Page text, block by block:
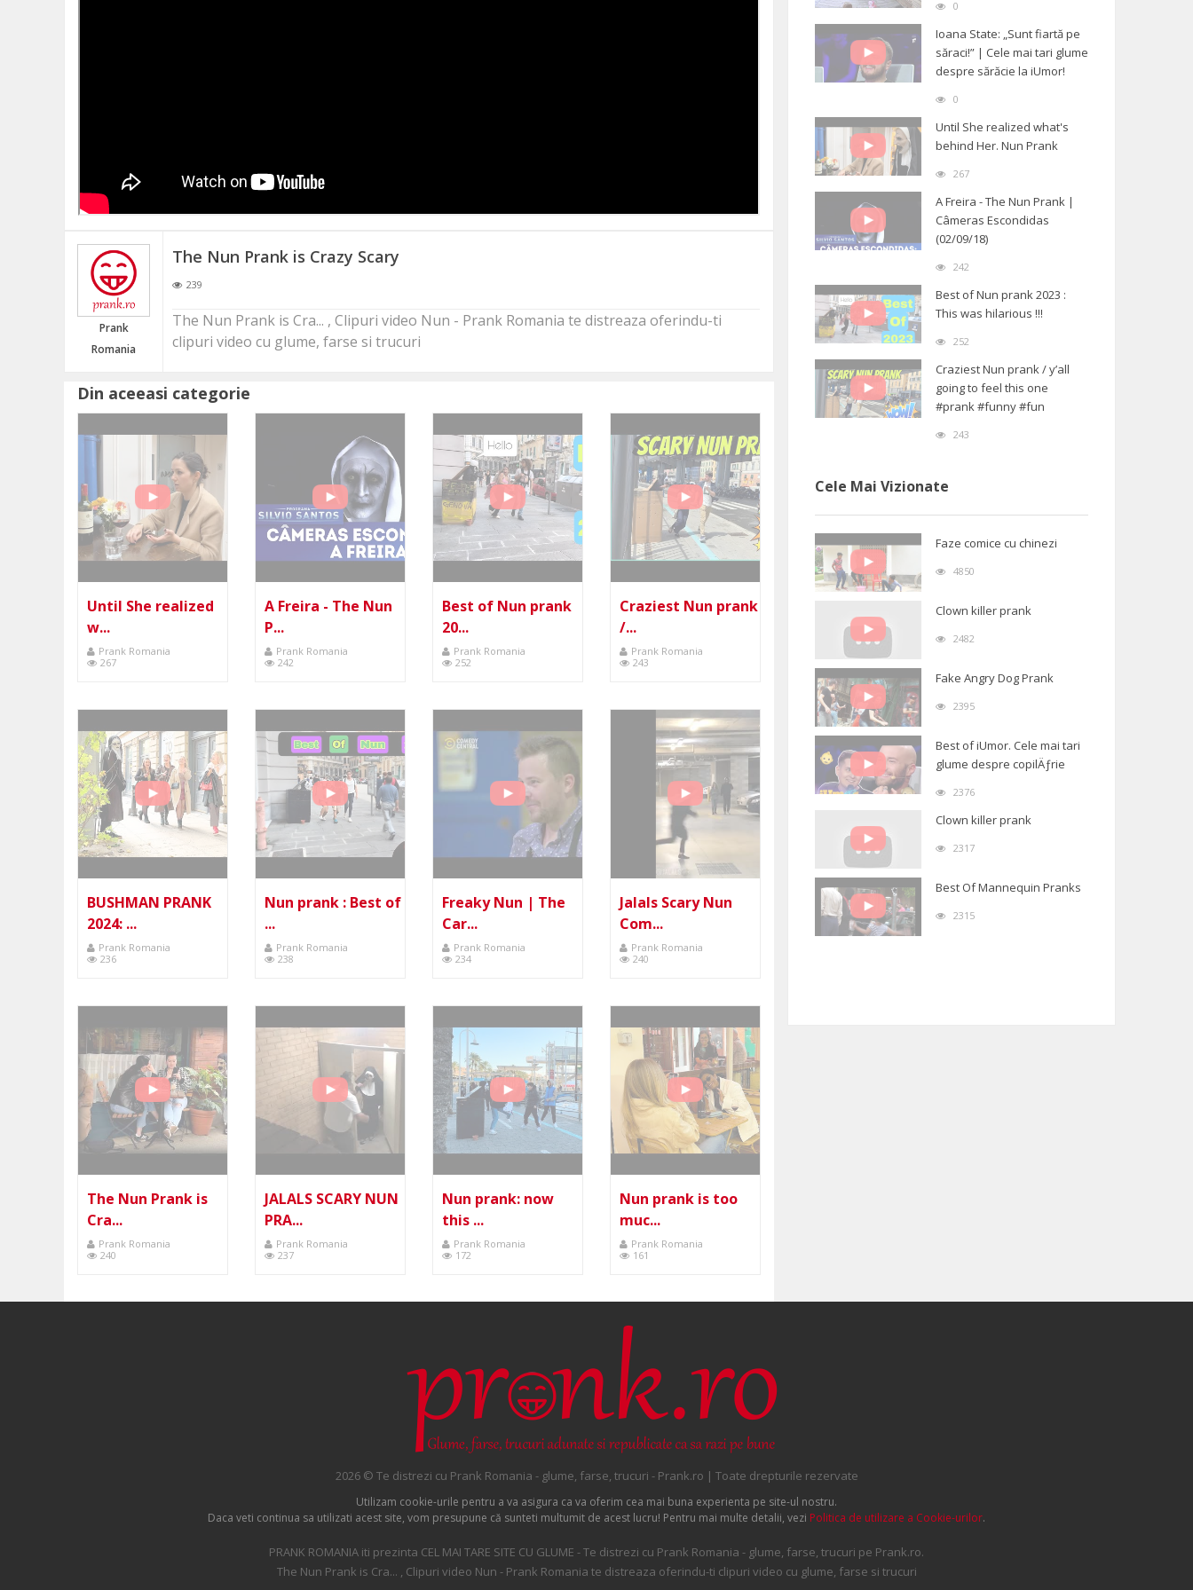
Prank
Romania
The Nun Prank is Crazy Scary
239
The Nun Prank is Cra... , Clipuri video Nun - Prank Romania te distreaza oferindu-ti
clipuri video cu glume, farse si trucuri
Din aceeasi categorie
Until She realized
w...
Prank Romania
267
A Freira - The Nun
P...
Prank Romania
242
Best of Nun prank
20...
Prank Romania
252
Craziest Nun prank
/...
Prank Romania
243
BUSHMAN PRANK
2024: ...
Prank Romania
236
Nun prank : Best of
...
Prank Romania
238
Freaky Nun | The
Car...
Prank Romania
234
Jalals Scary Nun
Com...
Prank Romania
240
The Nun Prank is
Cra...
Prank Romania
240
JALALS SCARY NUN
PRA...
Prank Romania
237
Nun prank: now
this ...
Prank Romania
172
Nun prank is too
muc...
Prank Romania
161
0
Ioana State: „Sunt fiartă pe
săraci!” | Cele mai tari glume
despre sărăcie la iUmor!
0
Until She realized what's
behind Her. Nun Prank
267
A Freira - The Nun Prank |
Câmeras Escondidas
(02/09/18)
242
Best of Nun prank 2023 :
This was hilarious !!!
252
Craziest Nun prank / y’all
going to feel this one
#prank #funny #fun
243
Cele Mai Vizionate
Faze comice cu chinezi
4850
Clown killer prank
2482
Fake Angry Dog Prank
2395
Best of iUmor. Cele mai tari
glume despre copilÄƒrie
2376
Clown killer prank
2317
Best Of Mannequin Pranks
2315
2026 © Te distrezi cu Prank Romania - glume, farse, trucuri - Prank.ro | Toate drepturile rezervate
Utilizam cookie-urile pentru a va asigura ca va oferim cea mai buna experienta pe site-ul nostru.
Daca veti continua sa utilizati acest site, vom presupune că sunteti multumit de acest lucru! Pentru mai multe detalii, vezi Politica de utilizare a Cookie-urilor.
PRANK ROMANIA iti prezinta CEL MAI TARE SITE CU GLUME - Te distrezi cu Prank Romania - glume, farse, trucuri pe Prank.ro.
The Nun Prank is Cra... , Clipuri video Nun - Prank Romania te distreaza oferindu-ti clipuri video cu glume, farse si trucuri